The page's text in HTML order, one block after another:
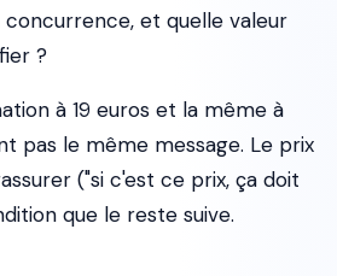
et quelle valeur
?
à 19 euros et la même à
pas le même message. Le prix
("si c'est ce prix, ça doit
que le reste suive.